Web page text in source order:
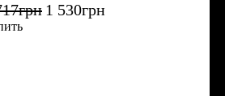
грн 1 530грн